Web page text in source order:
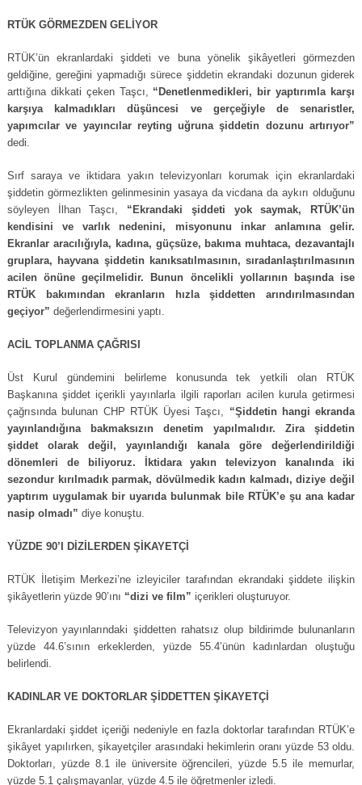
RTÜK GÖRMEZDEN GELİYOR
RTÜK’ün ekranlardaki şiddeti ve buna yönelik şikâyetleri görmezden
geldiğine, gereğini yapmadığı sürece şiddetin ekrandaki dozunun giderek
arttığına dikkati çeken Taşcı, “Denetlenmedikleri, bir yaptırımla karşı
karşıya kalmadıkları düşüncesi ve gerçeğiyle de senaristler,
yapımcılar ve yayıncılar reyting uğruna şiddetin dozunu artırıyor”
dedi.
Sırf saraya ve iktidara yakın televizyonları korumak için ekranlardaki
şiddetin görmezlikten gelinmesinin yasaya da vicdana da aykırı olduğunu
söyleyen İlhan Taşcı, “Ekrandaki şiddeti yok saymak, RTÜK’ün
kendisini ve varlık nedenini, misyonunu inkar anlamına gelir.
Ekranlar aracılığıyla, kadına, güçsüze, bakıma muhtaca, dezavantajlı
gruplara, hayvana şiddetin kanıksatılmasının, sıradanlaştırılmasının
acilen önüne geçilmelidir. Bunun öncelikli yollarının başında ise
RTÜK bakımından ekranların hızla şiddetten arındırılmasından
geçiyor” değerlendirmesini yaptı.
ACİL TOPLANMA ÇAĞRISI
Üst Kurul gündemini belirleme konusunda tek yetkili olan RTÜK
Başkanına şiddet içerikli yayınlarla ilgili raporları acilen kurula getirmesi
çağrısında bulunan CHP RTÜK Üyesi Taşcı, “Şiddetin hangi ekranda
yayınlandığına bakmaksızın denetim yapılmalıdır. Zira şiddetin
şiddet olarak değil, yayınlandığı kanala göre değerlendirildiği
dönemleri de biliyoruz. İktidara yakın televizyon kanalında iki
sezondur kırılmadık parmak, dövülmedik kadın kalmadı, diziye değil
yaptırım uygulamak bir uyarıda bulunmak bile RTÜK’e şu ana kadar
nasip olmadı” diye konuştu.
YÜZDE 90’I DİZİLERDEN ŞİKAYETÇİ
RTÜK İletişim Merkezi’ne izleyiciler tarafından ekrandaki şiddete ilişkin
şikâyetlerin yüzde 90’ını “dizi ve film” içerikleri oluşturuyor.
Televizyon yayınlarındaki şiddetten rahatsız olup bildirimde bulunanların
yüzde 44.6’sının erkeklerden, yüzde 55.4’ünün kadınlardan oluştuğu
belirlendi.
KADINLAR VE DOKTORLAR ŞİDDETTEN ŞİKAYETÇİ
Ekranlardaki şiddet içeriği nedeniyle en fazla doktorlar tarafından RTÜK’e
şikâyet yapılırken, şikayetçiler arasındaki hekimlerin oranı yüzde 53 oldu.
Doktorları, yüzde 8.1 ile üniversite öğrencileri, yüzde 5.5 ile memurlar,
yüzde 5.1 çalışmayanlar, yüzde 4.5 ile öğretmenler izledi.